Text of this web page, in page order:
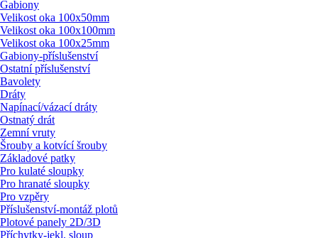
Gabiony
Velikost oka 100x50mm
Velikost oka 100x100mm
Velikost oka 100x25mm
Gabiony-příslušenství
Ostatní příslušenství
Bavolety
Dráty
Napínací/vázací dráty
Ostnatý drát
Zemní vruty
Šrouby a kotvící šrouby
Základové patky
Pro kulaté sloupky
Pro hranaté sloupky
Pro vzpěry
Příslušenství-montáž plotů
Plotové panely 2D/3D
Příchytky-jekl. sloup